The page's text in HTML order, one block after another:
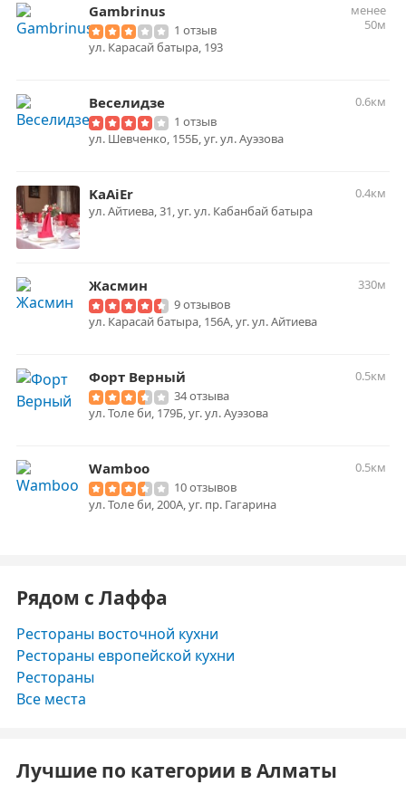
Gambrinus
менее
50м
1 отзыв
ул. Карасай батыра, 193
Веселидзе
0.6км
1 отзыв
ул. Шевченко, 155Б, уг. ул. Ауэзова
KaAiEr
0.4км
ул. Айтиева, 31, уг. ул. Кабанбай батыра
Жасмин
330м
9 отзывов
ул. Карасай батыра, 156А, уг. ул. Айтиева
Форт Верный
0.5км
34 отзыва
ул. Толе би, 179Б, уг. ул. Ауэзова
Wamboo
0.5км
10 отзывов
ул. Толе би, 200А, уг. пр. Гагарина
Рядом с Лаффа
Рестораны восточной кухни
Рестораны европейской кухни
Рестораны
Все места
Лучшие по категории в Алматы